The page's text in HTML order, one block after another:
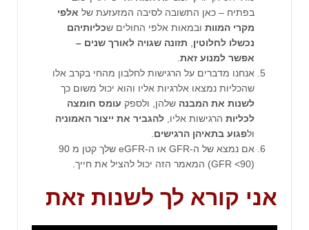
בפתיח – כאן התשובה לסיבה המזעזעת של אלפי
מקרי המוותובמאות אלפי החולים שכליותיהם
נכשלו לחלוטין
תזונה שגויה לאורך שנים –
אפשר למנוע זאת.
אנחנו מדברים על הרגישות לחלבון מהחי בקרב אלו
שהכליות נמצאו אלרגיות אליו והוא יכול משום כך
לשנות את המבנה שלהן, ולספק עומס חומצה
לכליותהרגישות אליו, להגביר את ייצור האמוניה
ולפגוע בתאיהן הרגישים
אם נמצא של ה-GFR או ה-eGFR שלך קטן מ 90
(GFR <90) המאמר הזה יכול להציל את חייך.
אני קורא לך לשנות זאת